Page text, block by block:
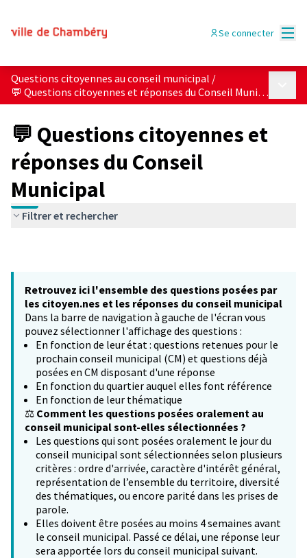
Se connecter
Questions citoyennes au conseil municipal /
💬 Questions citoyennes et réponses du Conseil Municipal
💬 Questions citoyennes et
réponses du Conseil
Municipal
Filtrer et rechercher
Retrouvez ici l'ensemble des questions posées par
les citoyen.nes et les réponses du conseil municipal
Dans la barre de navigation à gauche de l'écran vous
pouvez sélectionner l'affichage des questions :
En fonction de leur état : questions retenues pour le
prochain conseil municipal (CM) et questions déjà
posées en CM disposant d'une réponse
En fonction du quartier auquel elles font référence
En fonction de leur thématique
⚖️ Comment les questions posées oralement au
conseil municipal sont-elles sélectionnées ?
Les questions qui sont posées oralement le jour du
conseil municipal sont sélectionnées selon plusieurs
critères : ordre d'arrivée, caractère d'intérêt général,
représentation de l’ensemble du territoire, diversité
des thématiques, ou encore parité dans les prises de
parole.
Elles doivent être posées au moins 4 semaines avant
le conseil municipal. Passé ce délai, une réponse leur
sera apportée lors du conseil municipal suivant.